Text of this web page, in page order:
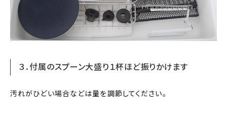
３．付属のスプーン大盛り１杯ほど振りかけます
汚れがひどい場合などは量を調節してください。